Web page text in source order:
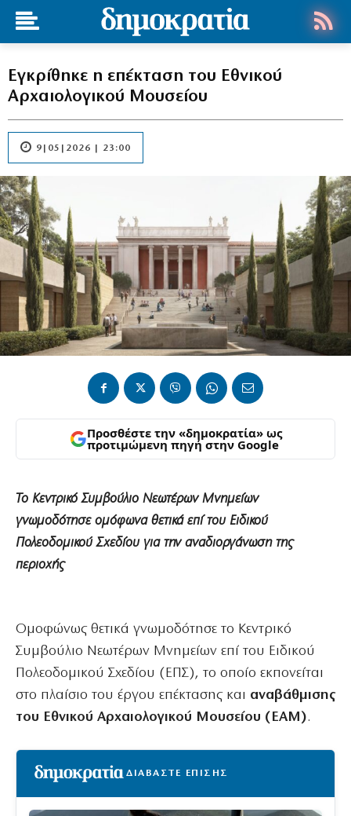
Εγκρίθηκε η επέκταση του Εθνικού
Αρχαιολογικού Μουσείου
9|05|2026 | 23:00
Προσθέστε την «δημοκρατία» ως
προτιμώμενη πηγή στην Google
Το Κεντρικό Συμβούλιο Νεωτέρων Μνημείων
γνωμοδότησε ομόφωνα θετικά επί του Ειδικού
Πολεοδομικού Σχεδίου για την αναδιοργάνωση της
περιοχής
Ομoφώνως θετικά γνωμοδότησε το Κεντρικό
Συμβούλιο Νεωτέρων Μνημείων επί του Ειδικού
Πολεοδομικού Σχεδίου (ΕΠΣ), το οποίο εκπονείται
στο πλαίσιο του έργου επέκτασης και αναβάθμισης
του Εθνικού Αρχαιολογικού Μουσείου (ΕΑΜ).
ΔΙΑΒΑΣΤΕ ΕΠΙΣΗΣ